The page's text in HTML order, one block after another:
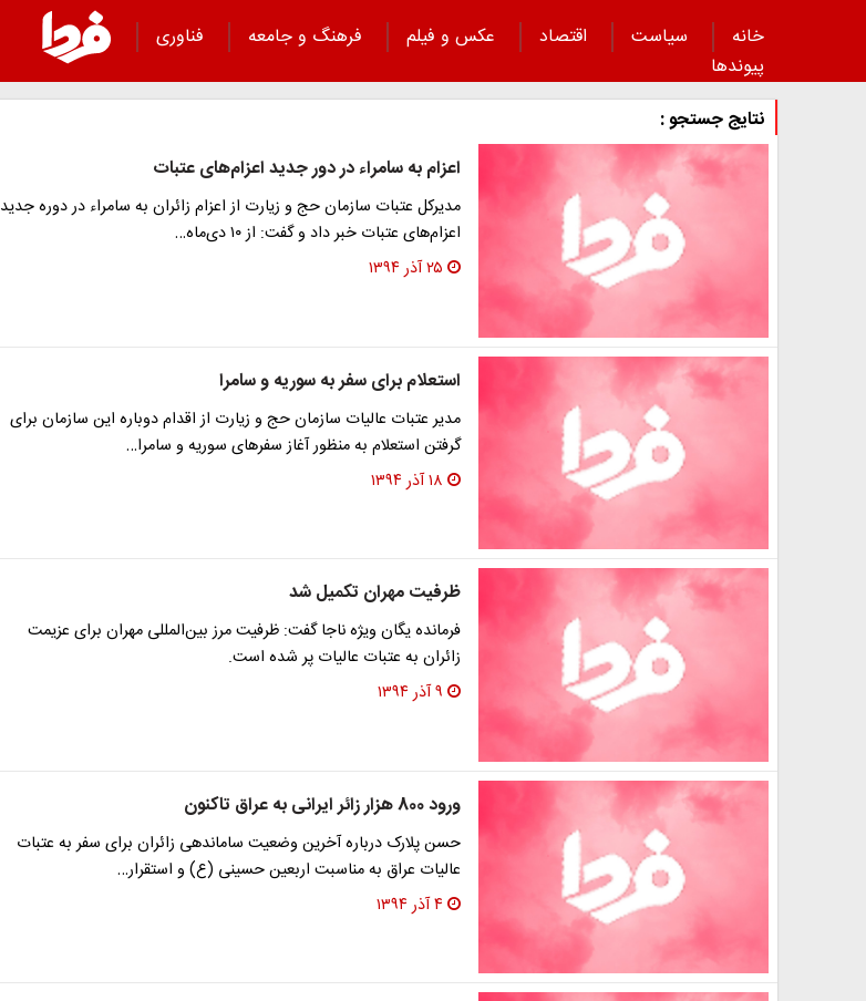
خانه سیاست اقتصاد عکس و فیلم فرهنگ و جامعه
فناوری
پیوند‌ها
نتایج جستجو :
اعزام به سامراء در دور جدید اعزام‌های عتبات
مدیرکل عتبات سازمان حج و زیارت از اعزام زائران به سامراء در دوره جدید
اعزام‌های عتبات خبر داد و گفت: از ۱۰ دی‌ماه…
۲۵ آذر ۱۳۹۴
استعلام برای سفر به سوریه و سامرا
مدیر عتبات عالیات سازمان حج و زیارت از اقدام دوباره این سازمان برای
گرفتن استعلام به منظور آغاز سفرهای سوریه و سامرا…
۱۸ آذر ۱۳۹۴
ظرفیت مهران تکمیل شد
فرمانده یگان ویژه ناجا گفت: ظرفیت مرز بین‌المللی مهران برای عزیمت
زائران به عتبات عالیات پر شده است.
۹ آذر ۱۳۹۴
ورود 800 هزار زائر ایرانی به عراق تاکنون
حسن پلارک درباره آخرین وضعیت ساماندهی زائران برای سفر به عتبات
عالیات عراق به مناسبت اربعین حسینی (ع) و استقرار…
۴ آذر ۱۳۹۴